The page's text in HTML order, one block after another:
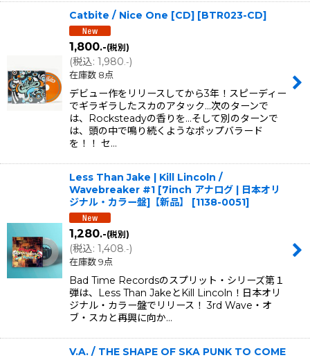
Catbite / Nice One [CD] [BTR023-CD]
1,800.-(税別)
(税込: 1,980 .-)
在庫数 8点
デビュー作をリリースしてから3年！スピーディー
でギラギラしたスカのアタック...次のターンで
は、Rocksteadyの香りを...そして別のターンで
は、頭の中で鳴り続くようなポップバラード
を！！ セ…
Less Than Jake | Kill Lincoln /
Wavebreaker #1 [7inch アナログ | 日本オリ
ジナル・カラー盤]【新品】
[1138-0051]
1,280.-(税別)
(税込: 1,408 .-)
在庫数 9点
Bad Time Recordsのスプリット・シリーズ第１
弾は、Less Than JakeとKill Lincoln！日本オリ
ジナル・カラー盤でリリース！ 3rd Wave・オ
ブ・スカと再興に向か…
V.A. / THE SHAPE OF SKA PUNK TO COME